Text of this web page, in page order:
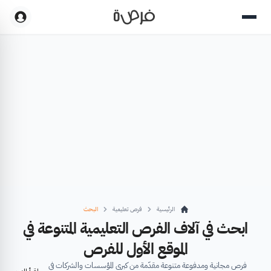
الرئيسية فرص تعليمية البحث
ابحث في آلاف الفرص التعليمية المتنوعة في
الموقع الأول للفرص
فرص مجانية ومدفوعة متنوعة مقدّمة من كبرى المؤسسات والشركات في